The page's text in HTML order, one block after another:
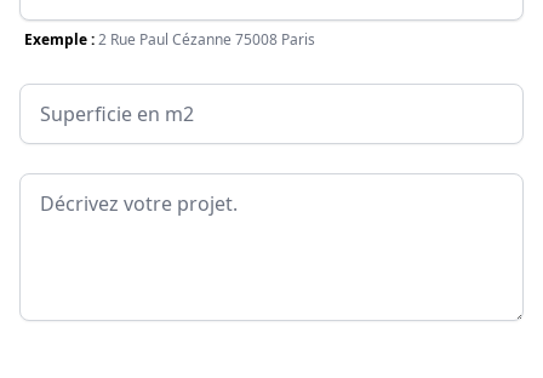
Exemple :2 Rue Paul Cézanne 75008 Paris
Surface
Message